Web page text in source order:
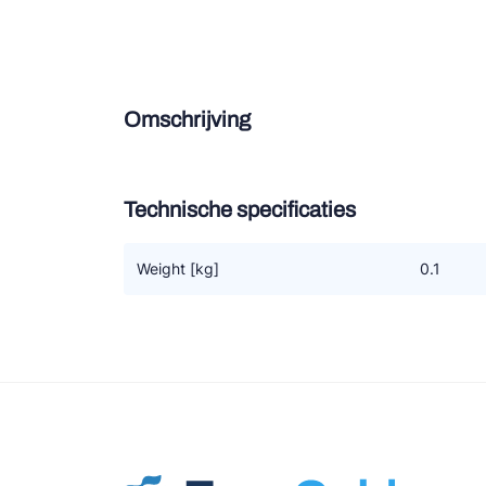
Omschrijving
Technische specificaties
Weight [kg] 0.1